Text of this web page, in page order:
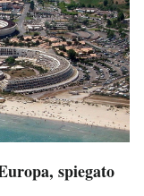
spiegato